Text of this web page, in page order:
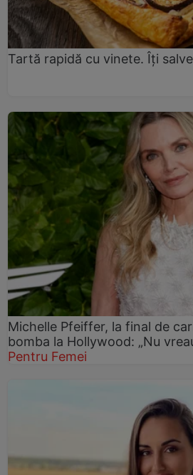
Tartă rapidă cu vinete. Îți
Michelle Pfeiffer, la final de
bomba la Hollywood: „Nu
Pentru Femei